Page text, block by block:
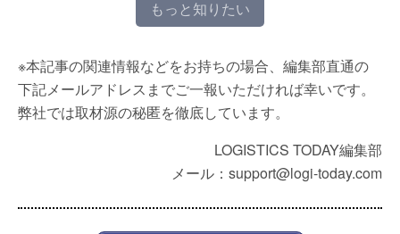
もっと知りたい
※本記事の関連情報などをお持ちの場合、編集部直通の
下記メールアドレスまでご一報いただければ幸いです。
弊社では取材源の秘匿を徹底しています。
LOGISTICS TODAY編集部
メール：support@logi-today.com